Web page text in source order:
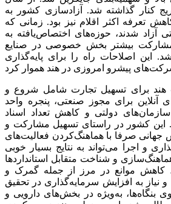
کنار گذاشته شد. آزادسازی کشور به
تعرفه اکثر اقلام نیز بود. زمانی که
آزاد شدند، حوزه‌‌‌های اختصاص‌یافته به
بیشتر بخش خصوصی در صنایع
این اصلاحات راه را برای پایه‌‌‌گذاری
هند برای تسهیل تجارت شامل شروع و
برای مجوز صنعتی، پنجره واحد
دولتی و کاهش تعداد اسناد
این کشور در راستای تسهیل مشارکت و
جهانی صرفا با هماهنگ‌کردن فعالیت‌‌‌های
و اجرا می‌‌‌تواند به نتایج بسیار خوبی
و شناخت متقابل استانداردها
کاهش موانع در مرز از جمله گمرک و
نیاز به افزایش سرمایه‌گذاری در تحقیق
به‌ویژه در بخش‌‌‌های دارویی و